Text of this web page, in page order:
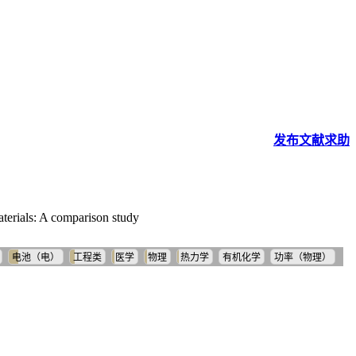
发布文献求助
A comparison study
电池（电） 工程类 医学 物理 热力学 有机化学
功率（物理）